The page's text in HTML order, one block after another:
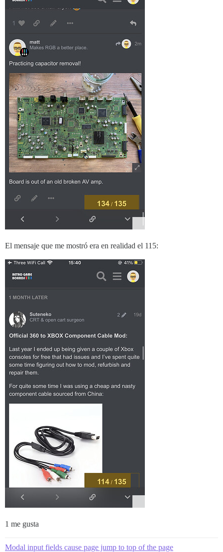
El mensaje que me mostró era en realidad el 115:
1 me gusta
Modal input fields cause page jump to top of the page